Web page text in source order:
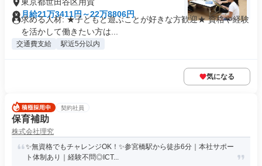
月給21万3411円～22万8806円
求める人材: ★子どもと遊ぶことが好きな方歓迎★ 資格や経験
を活かして働きたい方は...
交通費支給 駅近5分以内
気になる
契約社員
保育補助
株式会社理究
✨無資格でもチャレンジOK！✨参宮橋駅から徒歩6分｜本社サポー
ト体制あり｜経験不問◎ICT...